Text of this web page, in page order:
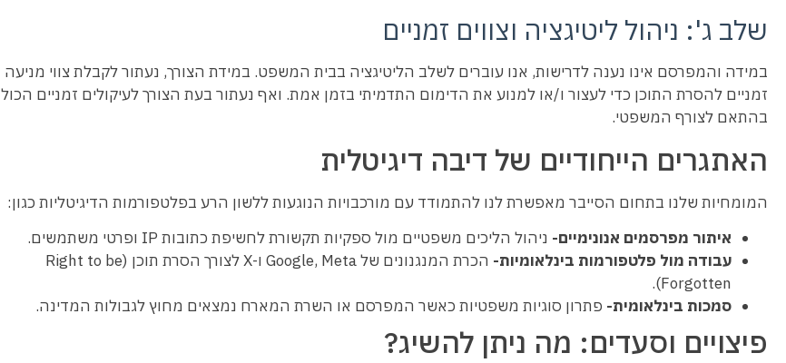
שלב ג': ניהול ליטיגציה וצווים זמניים
במידה והמפרסם אינו נענה לדרישות, אנו עוברים לשלב הליטיגציה בבית המשפט. במידת הצורך, נעתור לקבלת צווי מניעה
זמניים להסרת התוכן כדי לעצור ו/או למנוע את הדימום התדמיתי בזמן אמת. ואף נעתור בעת הצורך לעיקולים זמניים הכול
בהתאם לצורף המשפטי.
האתגרים הייחודיים של דיבה דיגיטלית
המומחיות שלנו בתחום הסייבר מאפשרת לנו להתמודד עם מורכבויות הנוגעות ללשון הרע בפלטפורמות הדיגיטליות כגון:
איתור מפרסמים אנונימיים- ניהול הליכים משפטיים מול ספקיות תקשורת לחשיפת כתובות IP ופרטי משתמשים.
עבודה מול פלטפורמות בינלאומיות-
הכרת המנגנונים של Google, Meta ו-X לצורך הסרת תוכן (Right to be
Forgotten).
סמכות בינלאומית- פתרון סוגיות משפטיות כאשר המפרסם או השרת המארח נמצאים מחוץ לגבולות המדינה.
פיצויים וסעדים: מה ניתן להשיג?